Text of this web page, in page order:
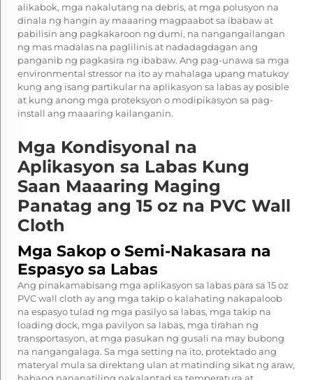
alikabok, mga nakalutang na debris, at mga polusyon na
dinala ng hangin ay maaaring magpaabot sa ibabaw at
pabilisin ang pagkakaroon ng dumi, na nangangailangan
ng mas madalas na paglilinis at nadadagdagan ang
panganib ng pagkasira ng ibabaw. Ang pag-unawa sa mga
environmental stressor na ito ay mahalaga upang matukoy
kung ang isang partikular na aplikasyon sa labas ay posible
at kung anong mga proteksyon o modipikasyon sa pag-
install ang maaaring kailanganin.
Mga Kondisyonal na
Aplikasyon sa Labas Kung
Saan Maaaring Maging
Panatag ang 15 oz na PVC Wall
Cloth
Mga Sakop o Semi-Nakasara na
Espasyo sa Labas
Ang pinakamabisang mga aplikasyon sa labas para sa 15 oz
PVC wall cloth ay ang mga takip o kalahating nakapaloob
na espasyo tulad ng mga pasilyo sa labas, mga takip na
loading dock, mga pavilyon sa labas, mga tirahan ng
transportasyon, at mga pasukan ng gusali na may bubong
na nangangalaga. Sa mga setting na ito, protektado ang
materyal mula sa direktang ulan at matinding sikat ng araw,